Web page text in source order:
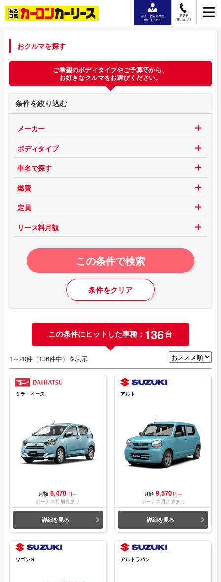
おクルマを探す
ご希望のボディタイプやご予算等から、
お好きなクルマをお選びください。
条件を絞り込む
メーカー
ボディタイプ
車名で探す
燃費
定員
リース料月額
この条件で検索
条件をクリア
この条件にヒットした車種： 136台
1～20件（136件中）を表示
ミラ イース
月額 8,470 円～
ボーナス月加算あり
詳細を見る
アルト
月額 9,570 円～
ボーナス月加算あり
詳細を見る
ワゴンＲ アルトラパン